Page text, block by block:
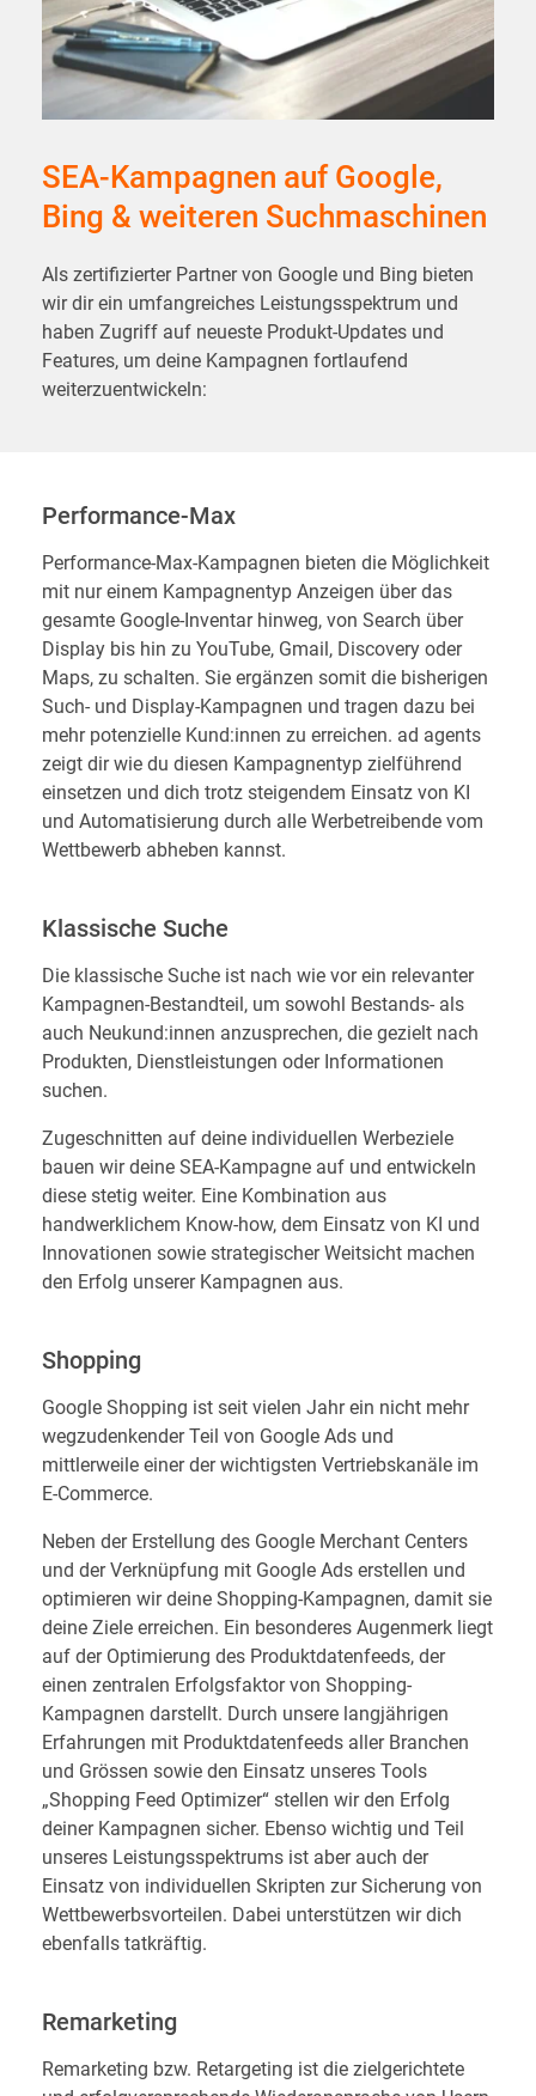
SEA-Kampagnen auf Google,
Bing & weiteren Suchmaschinen
Als zertifizierter Partner von Google und Bing bieten
wir dir ein umfangreiches Leistungsspektrum und
haben Zugriff auf neueste Produkt-Updates und
Features, um deine Kampagnen fortlaufend
weiterzuentwickeln:
Performance-Max
Performance-Max-Kampagnen bieten die Möglichkeit
mit nur einem Kampagnentyp Anzeigen über das
gesamte Google-Inventar hinweg, von Search über
Display bis hin zu YouTube, Gmail, Discovery oder
Maps, zu schalten. Sie ergänzen somit die bisherigen
Such- und Display-Kampagnen und tragen dazu bei
mehr potenzielle Kund:innen zu erreichen. ad agents
zeigt dir wie du diesen Kampagnentyp zielführend
einsetzen und dich trotz steigendem Einsatz von KI
und Automatisierung durch alle Werbetreibende vom
Wettbewerb abheben kannst.
Klassische Suche
Die klassische Suche ist nach wie vor ein relevanter
Kampagnen-Bestandteil, um sowohl Bestands- als
auch Neukund:innen anzusprechen, die gezielt nach
Produkten, Dienstleistungen oder Informationen
suchen.
Zugeschnitten auf deine individuellen Werbeziele
bauen wir deine SEA-Kampagne auf und entwickeln
diese stetig weiter. Eine Kombination aus
handwerklichem Know-how, dem Einsatz von KI und
Innovationen sowie strategischer Weitsicht machen
den Erfolg unserer Kampagnen aus.
Shopping
Google Shopping ist seit vielen Jahr ein nicht mehr
wegzudenkender Teil von Google Ads und
mittlerweile einer der wichtigsten Vertriebskanäle im
E-Commerce.
Neben der Erstellung des Google Merchant Centers
und der Verknüpfung mit Google Ads erstellen und
optimieren wir deine Shopping-Kampagnen, damit sie
deine Ziele erreichen. Ein besonderes Augenmerk liegt
auf der Optimierung des Produktdatenfeeds, der
einen zentralen Erfolgsfaktor von Shopping-
Kampagnen darstellt. Durch unsere langjährigen
Erfahrungen mit Produktdatenfeeds aller Branchen
und Grössen sowie den Einsatz unseres Tools
„Shopping Feed Optimizer“ stellen wir den Erfolg
deiner Kampagnen sicher. Ebenso wichtig und Teil
unseres Leistungsspektrums ist aber auch der
Einsatz von individuellen Skripten zur Sicherung von
Wettbewerbsvorteilen. Dabei unterstützen wir dich
ebenfalls tatkräftig.
Remarketing
Remarketing bzw. Retargeting ist die zielgerichtete